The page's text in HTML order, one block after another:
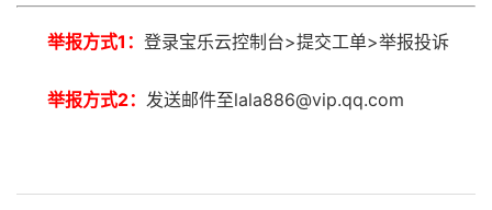
举报方式1： 登录宝乐云控制台>提交工单>举报投诉
举报方式2： 发送邮件至lala886@vip.qq.com